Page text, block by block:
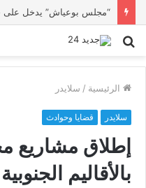
بحث
الرئيسية / سلايدر
سلايدر قضايا وحوادث
إطلاق مشاريع
بالأقاليم